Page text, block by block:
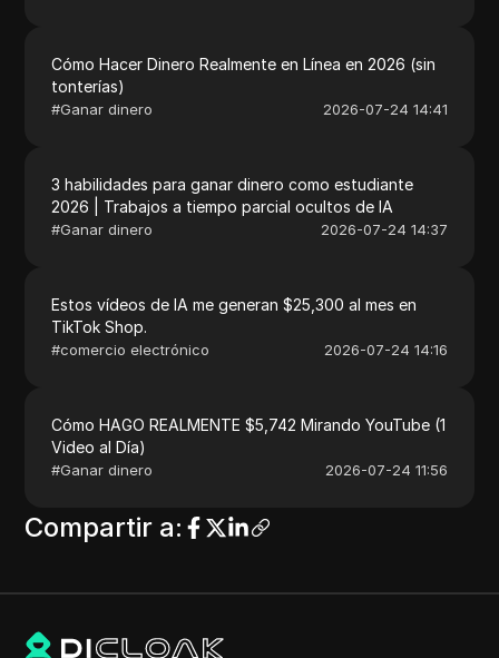
Cómo Hacer Dinero Realmente en Línea en 2026 (sin
tonterías)
#Ganar dinero 2026-07-24 14:41
3 habilidades para ganar dinero como estudiante
2026 | Trabajos a tiempo parcial ocultos de IA
#Ganar dinero 2026-07-24 14:37
Estos vídeos de IA me generan $25,300 al mes en
TikTok Shop.
#comercio electrónico 2026-07-24 14:16
Cómo HAGO REALMENTE $5,742 Mirando YouTube (1
Video al Día)
#Ganar dinero 2026-07-24 11:56
Compartir a: